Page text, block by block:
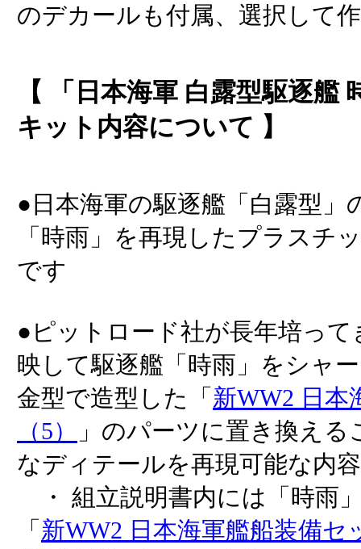
のデカールも付属、選択して
【 「日本海軍 白露型駆逐艦
キット内容について 】
●日本海軍の駆逐艦「白露型」
「時雨」を再現したプラスチ
です
●ピットロード社が長年培っ
映して駆逐艦「時雨」をシャ
金型で造型した「 新WW2 日本
（5）
」のパーツに置き換え
なディテールを再現可能な内
・ 組立説明書内には「時雨
「 新WW2 日本海軍艦船装備セ